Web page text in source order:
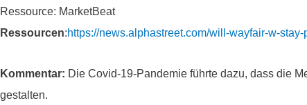
Ressource: MarketBeat
Ressourcen:https://news.alphastreet.com/will-wayfair-w-
Kommentar: Die Covid-19-Pandemie führte dazu, dass die
gestalten.